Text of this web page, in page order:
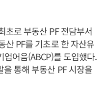
초로 부동산 PF 전담부서
산 PF를 기초로 한 자산유
어음(ABCP)를 도입했다.
통해 부동산 PF 시장을